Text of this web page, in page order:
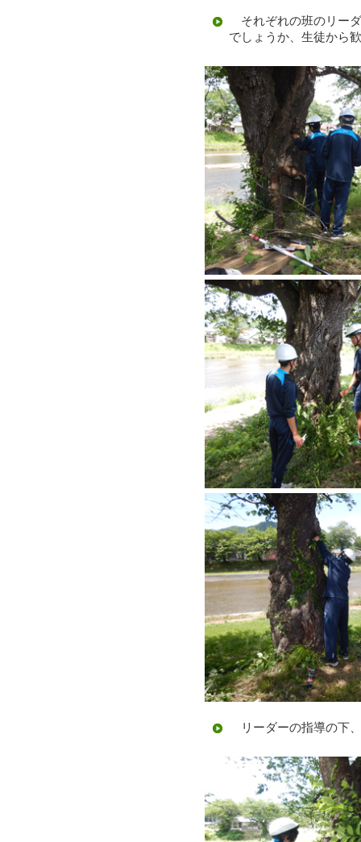
それぞれの班のリー
でしょうか、生徒から
リーダーの指導の下